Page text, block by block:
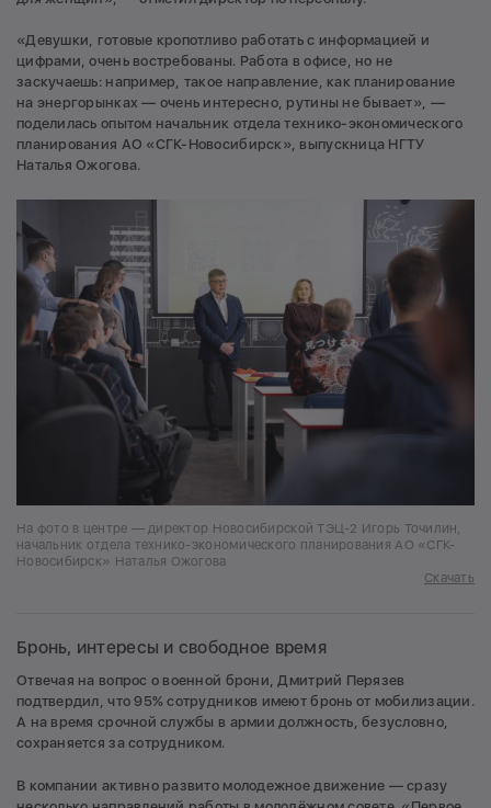
«Девушки, готовые кропотливо работать с информацией и
цифрами, очень востребованы. Работа в офисе, но не
заскучаешь: например, такое направление, как планирование
на энергорынках — очень интересно, рутины не бывает», —
поделилась опытом начальник отдела технико-экономического
планирования АО «СГК-Новосибирск», выпускница НГТУ
Наталья Ожогова.
На фото в центре — директор Новосибирской ТЭЦ-2 Игорь Точилин,
начальник отдела технико-экономического планирования АО «СГК-
Новосибирск» Наталья Ожогова
Скачать
Бронь, интересы и свободное время
Отвечая на вопрос о военной брони, Дмитрий Перязев
подтвердил, что 95% сотрудников имеют бронь от мобилизации.
А на время срочной службы в армии должность, безусловно,
сохраняется за сотрудником.
В компании активно развито молодежное движение — сразу